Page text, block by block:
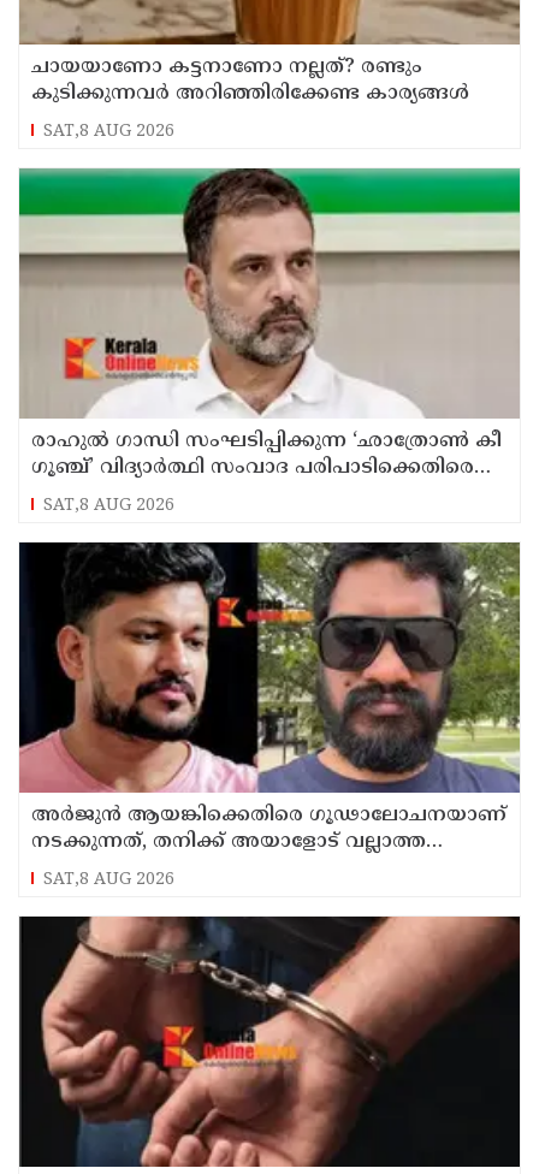
ചായയാണോ കട്ടനാണോ നല്ലത്? രണ്ടും
കുടിക്കുന്നവർ അറിഞ്ഞിരിക്കേണ്ട കാര്യങ്ങൾ
SAT,8 AUG 2026
രാഹുൽ ഗാന്ധി സംഘടിപ്പിക്കുന്ന ‘ഛാത്രോൺ കീ
ഗൂഞ്ച്’ വിദ്യാർത്ഥി സംവാദ പരിപാടിക്കെതിരെ
രൂക്ഷവിമർശനവുമായി ബിജെപി
SAT,8 AUG 2026
അർജുൻ ആയങ്കിക്കെതിരെ ഗൂഢാലോചനയാണ്
നടക്കുന്നത്, തനിക്ക് അയാളോട് വല്ലാത്ത
സ്നേഹം തോന്നുന്നു ; സംവിധായകൻ
സനൽകുമാർ ശശിധരൻ
SAT,8 AUG 2026